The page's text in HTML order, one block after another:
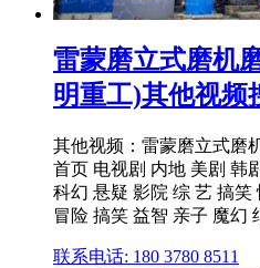
雷蒙磨立式磨机
明重工)其他视频
其他视频：雷蒙磨立式磨
首页 电视剧 内地 美剧 韩
科幻 悬疑 影院 综 艺 搞笑
冒险 搞笑 益智 亲子 魔幻
联系电话: 180 3780 8511